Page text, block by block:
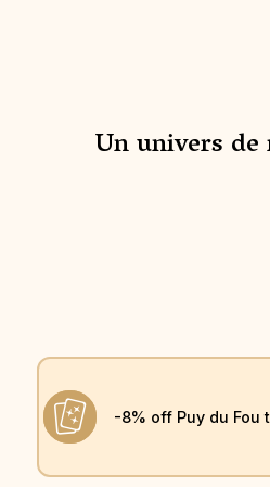
Un univers
-8% off Puy du Fou